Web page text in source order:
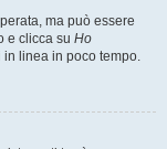
ma può essere
e clicca su Ho
linea in poco tempo.